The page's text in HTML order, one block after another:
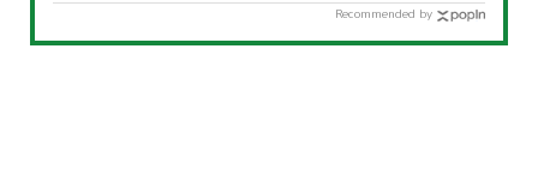
Recommended by